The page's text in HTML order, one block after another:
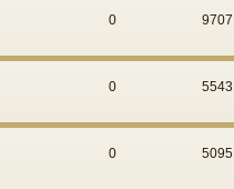
0 9707
0 5543
0 5095